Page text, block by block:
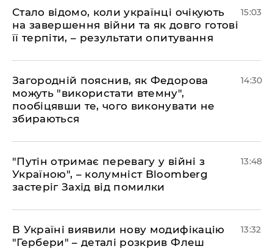
Стало відомо, коли українці очікують
на завершення війни та як довго готові
її терпіти, – результати опитування
15:03
Загородній пояснив, як Федорова
можуть "використати втемну",
пообіцявши те, чого виконувати не
збираються
14:30
"Путін отримає перевагу у війні з
Україною", – колумніст Bloomberg
застеріг Захід від помилки
13:48
В Україні виявили нову модифікацію
"Гербери" – деталі розкрив Флеш
13:32